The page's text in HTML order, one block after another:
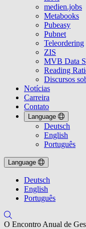
medien.jobs
Metabooks
Pubeasy
Pubnet
Teleordering
ZIS
MVB Data
Reading
Discursos
Notícias
Carreira
Contato
Language
Deutsch
English
Português
Language
Deutsch
English
Português
O Encontro Anual de